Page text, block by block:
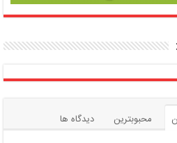
محبوبترین
دیدگاه ها